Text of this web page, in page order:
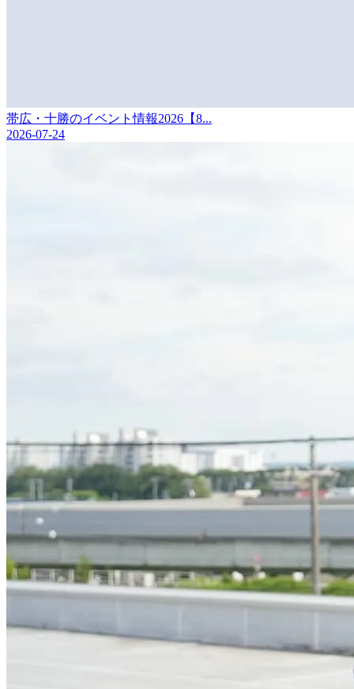
帯広・十勝のイベント情報2026【8...
2026-07-24